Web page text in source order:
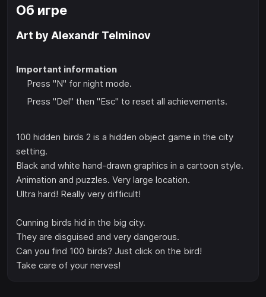
Об игре
Art by Аlexandr Telminov
Important information
Press "N" for night mode.
Press "Del" then "Esc" to reset all achievements.
100 hidden birds 2 is a hidden object game in the city
setting.
Black and white hand-drawn graphics in a cartoon style.
Animation and puzzles. Very large location.
Ultra hard! Really very difficult!
Cunning birds hid in the big city.
They are disguised and very dangerous.
Can you find 100 birds? Just click on the bird!
Take care of your nerves!